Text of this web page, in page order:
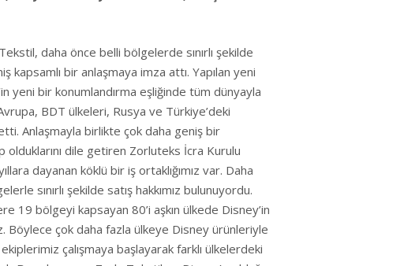
daha önce belli bölgelerde sınırlı şekilde
kapsamlı bir anlaşmaya imza attı. Yapılan yeni
yeni bir konumlandırma eşliğinde tüm dünyayla
BDT ülkeleri, Rusya ve Türkiye’deki
Anlaşmayla birlikte çok daha geniş bir
olduklarını dile getiren Zorluteks İcra Kurulu
dayanan köklü bir iş ortaklığımız var. Daha
sınırlı şekilde satış hakkımız bulunuyordu.
19 bölgeyi kapsayan 80’i aşkın ülkede Disney’in
Böylece çok daha fazla ülkeye Disney ürünleriyle
çalışmaya başlayarak farklı ülkelerdeki